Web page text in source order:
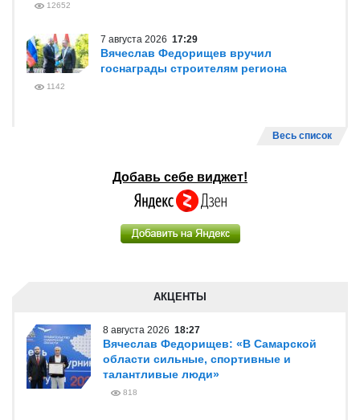
12652
7 августа 2026 17:29
Вячеслав Федорищев вручил
госнаграды строителям региона
1142
Весь список
Добавь себе виджет!
АКЦЕНТЫ
8 августа 2026 18:27
Вячеслав Федорищев: «В Самарской
области сильные, спортивные и
талантливые люди»
818